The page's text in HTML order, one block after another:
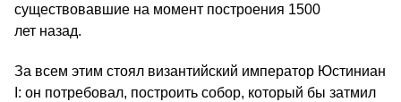
существовавшие на момент построения 1500
лет назад.
За всем этим стоял византийский император Юстиниан
I: он потребовал, построить собор, который бы затмил